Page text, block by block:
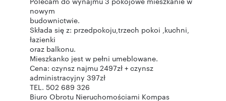
nowym
budownictwie.
Składa się z: przedpokoju,trzech pokoi ,kuchni,
łazienki
oraz balkonu.
Mieszkanko jest w pełni umeblowane.
Cena: czynsz najmu 2497zł + czynsz
administracyjny 397zł
TEL. 502 689 326
Biuro Obrotu Nieruchomościami Kompas